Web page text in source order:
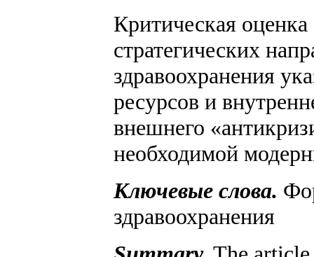
Критическая
стратегических
здравоохранения
ресурсов и
внешнего
необходимой
Ключевые слова.
здравоохранения